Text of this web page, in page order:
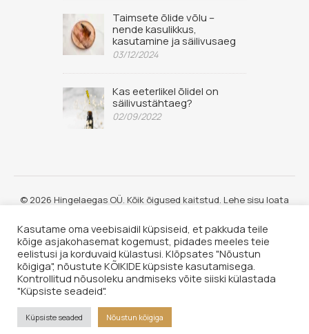
Taimsete õlide võlu –
nende kasulikkus,
kasutamine ja säilivusaeg
03/12/2024
Kas eeterlikel õlidel on
säilivustähtaeg?
02/09/2022
© 2026 Hingelaegas OÜ. Kõik õigused kaitstud. Lehe sisu loata
Kasutame oma veebisaidil küpsiseid, et pakkuda teile
kõige asjakohasemat kogemust, pidades meeles teie
eelistusi ja korduvaid külastusi. Klõpsates "Nõustun
kõigiga", nõustute KÕIKIDE küpsiste kasutamisega.
Kontrollitud nõusoleku andmiseks võite siiski külastada
"Küpsiste seadeid".
Küpsiste seaded Nõustun kõigiga